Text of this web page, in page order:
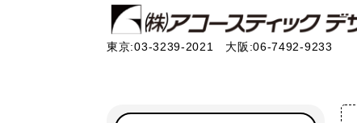
東京:03-3239-2021 大阪:06-7492-9233